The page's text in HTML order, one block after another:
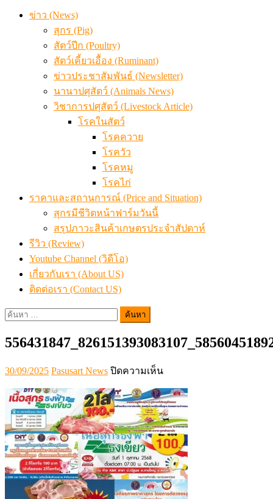
ข่าว (News)
สุกร (Pig)
สัตว์ปีก (Poultry)
สัตว์เคี้ยวเอื้อง (Ruminant)
ข่าวประชาสัมพันธ์ (Newsletter)
นานาปศุสัตว์ (Animals News)
วิชาการปศุสัตว์ (Livestock Article)
โรคในสัตว์
โรคควาย
โรควัว
โรคหมู
โรคไก่
ราคาและสถานการณ์ (Price and Situation)
สุกรมีชีวิตหน้าฟาร์มวันนี้
สรุปภาวะสินค้าเกษตรประจำสัปดาห์
รีวิว (Review)
Youtube Channel (วิดีโอ)
เกี่ยวกับเรา (About US)
ติดต่อเรา (Contact US)
ค้นหา
Posted
on
30/09/2025 Author
Pasusart News ปิดความเห็นบน